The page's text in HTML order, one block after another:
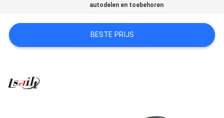
SITEMAP
PRIVACY
autodelen en toebehoren
BESTE PRIJS